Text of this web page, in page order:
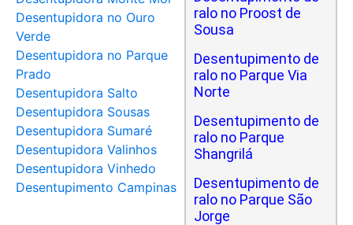
Desentupidora no Ouro
Verde
Desentupidora no Parque
Prado
Desentupidora Salto
Desentupidora Sousas
Desentupidora Sumaré
Desentupidora Valinhos
Desentupidora Vinhedo
Desentupimento Campinas
ralo no Proost de
Sousa
Desentupimento de
ralo no Parque Via
Norte
Desentupimento de
ralo no Parque
Shangrilá
Desentupimento de
ralo no Parque São
Jorge